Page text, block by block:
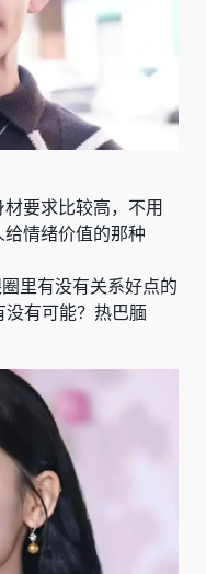
要求比较高，不用
情绪价值的那种
里有没有关系好点的
有可能？热巴腼